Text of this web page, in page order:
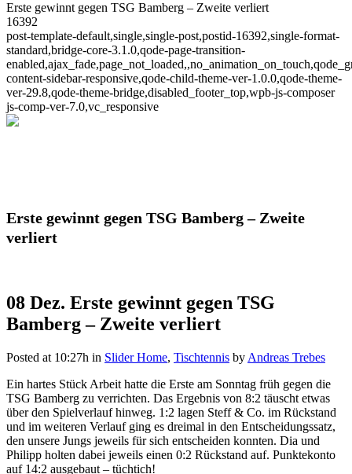
Erste gewinnt gegen TSG Bamberg – Zweite verliert
16392
post-template-default,single,single-post,postid-16392,single-format-
standard,bridge-core-3.1.0,qode-page-transition-
content-sidebar-responsive,qode-child-theme-ver-1.0.0,qode-theme-
ver-29.8,qode-theme-bridge,disabled_footer_top,wpb-js-composer
js-comp-ver-7.0,vc_responsive
Erste gewinnt gegen TSG Bamberg – Zweite
verliert
08 Dez. Erste gewinnt gegen TSG
Bamberg – Zweite verliert
Posted at 10:27h in Slider Home, Tischtennis by Andreas Trebes
Ein hartes Stück Arbeit hatte die Erste am Sonntag früh gegen die
TSG Bamberg zu verrichten. Das Ergebnis von 8:2 täuscht etwas
über den Spielverlauf hinweg. 1:2 lagen Steff & Co. im Rückstand
und im weiteren Verlauf ging es dreimal in den Entscheidungssatz,
den unsere Jungs jeweils für sich entscheiden konnten. Dia und
Philipp holten dabei jeweils einen 0:2 Rückstand auf. Punktekonto
auf 14:2 ausgebaut – tüchtich!